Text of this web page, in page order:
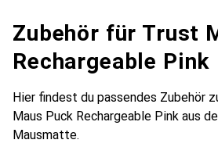
Zubehör für Trust
Rechargeable Pink
Hier findest du passendes Zubehör
Maus Puck Rechargeable Pink aus
Mausmatte.